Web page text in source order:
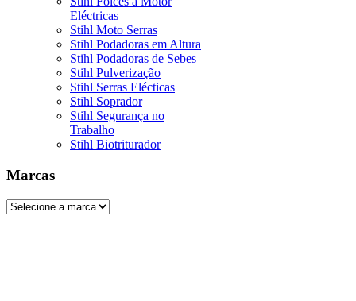
Eléctricas
Stihl Moto Serras
Stihl Podadoras em Altura
Stihl Podadoras de Sebes
Stihl Pulverização
Stihl Serras Elécticas
Stihl Soprador
Stihl Segurança no
Trabalho
Stihl Biotriturador
Marcas